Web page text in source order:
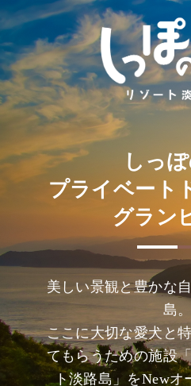
しっ
プライベート
グラン
美しい景観と豊かな
島。
ここに大切な愛犬と
てもらうための施設
ト淡路島」をNewオ